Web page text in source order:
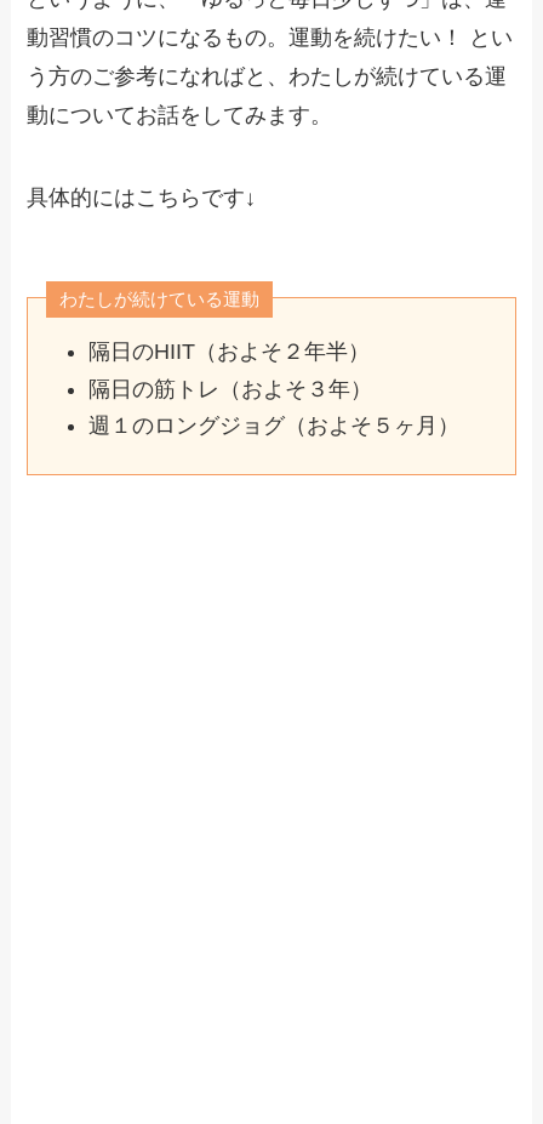
動習慣のコツになるもの。運動を続けたい！ とい
う方のご参考になればと、わたしが続けている運
動についてお話をしてみます。
具体的にはこちらです↓
わたしが続けている運動
隔日のHIIT（およそ２年半）
隔日の筋トレ（およそ３年）
週１のロングジョグ（およそ５ヶ月）